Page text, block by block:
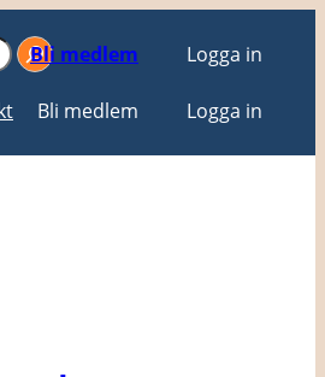
Bli medlem Logga in
Bli medlem Logga in